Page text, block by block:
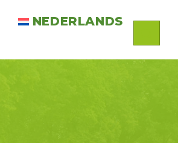
NEDERLANDS